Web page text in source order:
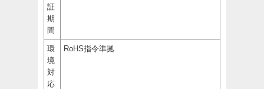
証
期
間
環
境
対
応
RoHS指令準拠